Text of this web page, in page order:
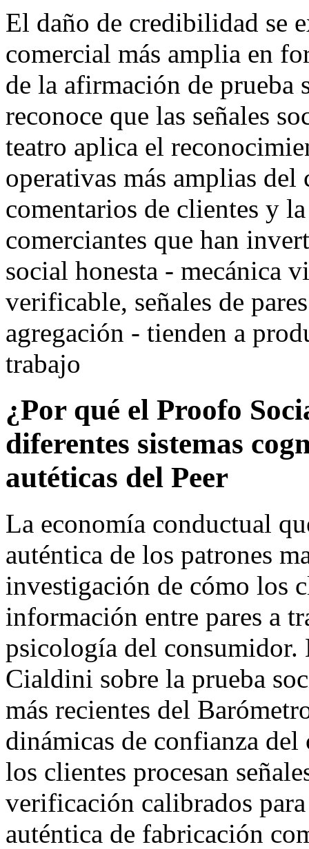
El daño de credibilidad se
comercial más amplia en
de la afirmación de prueba
reconoce que las señales
teatro aplica el
operativas más amplias
comentarios de clientes y
comerciantes que han
social honesta - mecánica
verificable, señales de
agregación - tienden a
trabajo
¿Por qué el Proofo
diferentes sistemas
autéticas del Peer
La economía conductual
auténtica de los patrones
investigación de cómo los
información entre pares a
psicología del
Cialdini sobre la prueba
más recientes del
dinámicas de confianza
los clientes procesan
verificación calibrados
auténtica de fabricación